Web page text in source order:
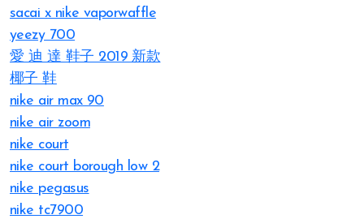
sacai x nike vaporwaffle
yeezy 700
愛 迪 達 鞋子 2019 新款
椰子 鞋
nike air max 90
nike air zoom
nike court
nike court borough low 2
nike pegasus
nike tc7900